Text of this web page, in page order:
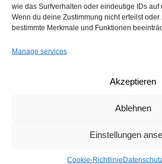
wie das Surfverhalten oder eindeutige IDs auf
Wenn du deine Zustimmung nicht erteilst
bestimmte Merkmale und Funktionen
Manage services
Akzeptieren
Ablehnen
Einstellungen
Coo­kie-Richt­li­nie
ARCHIV
DAS UNTER­NEH­MEN
Dar­stel­lung pra­xis­na­her